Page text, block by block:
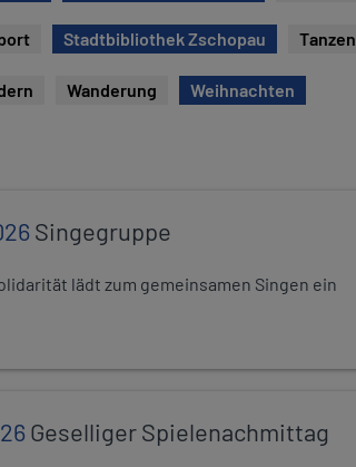
Stadtbibliothek Zschopau Tanzen
Wanderung Weihnachten
Singegruppe
lädt zum gemeinsamen Singen ein
Geselliger Spielenachmittag